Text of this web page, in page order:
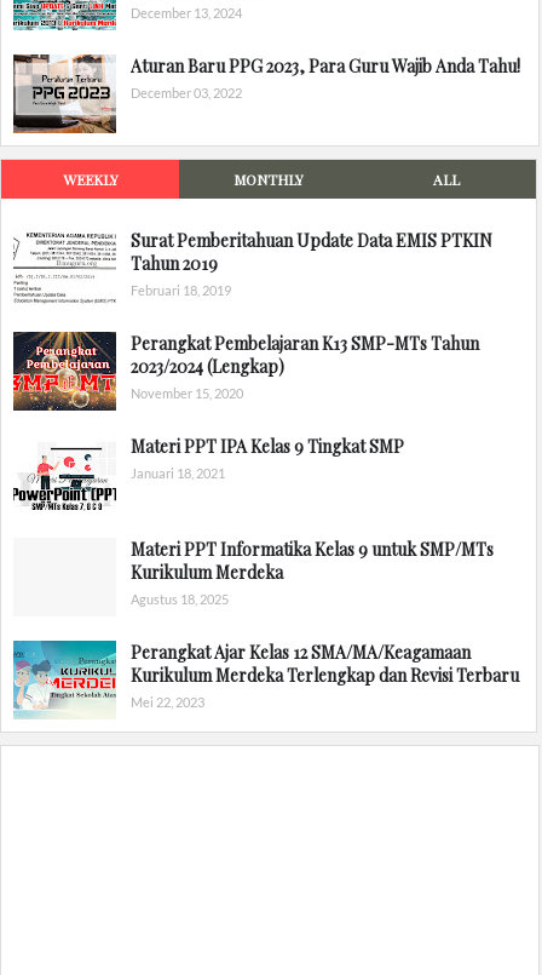
December 13, 2024
Aturan Baru PPG 2023, Para Guru Wajib Anda Tahu!
December 03, 2022
WEEKLY MONTHLY ALL
Surat Pemberitahuan Update Data EMIS PTKIN
Tahun 2019
Februari 18, 2019
Perangkat Pembelajaran K13 SMP-MTs Tahun
2023/2024 (Lengkap)
November 15, 2020
Materi PPT IPA Kelas 9 Tingkat SMP
Januari 18, 2021
Materi PPT Informatika Kelas 9 untuk SMP/MTs
Kurikulum Merdeka
Agustus 18, 2025
Perangkat Ajar Kelas 12 SMA/MA/Keagamaan
Kurikulum Merdeka Terlengkap dan Revisi Terbaru
Mei 22, 2023